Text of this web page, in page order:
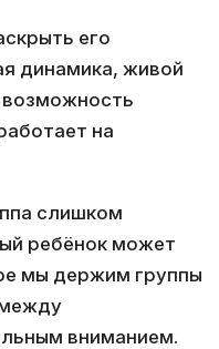
его
динамика, живой
возможность
на
слишком
ребёнок может
мы держим группы
вниманием.